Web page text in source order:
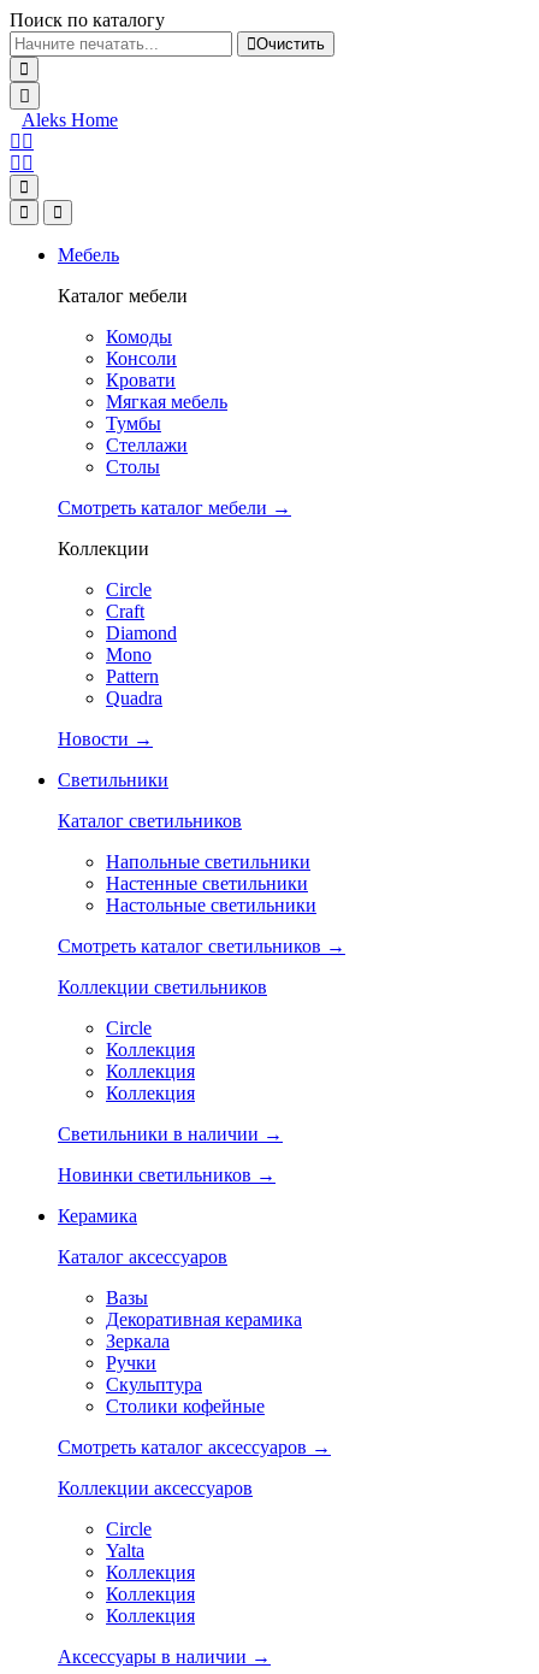
Поиск по каталогу
Очистить
Aleks Home
Мебель
Каталог мебели
Комоды
Консоли
Кровати
Мягкая мебель
Тумбы
Стеллажи
Столы
Смотреть каталог мебели →
Коллекции
Circle
Craft
Diamond
Mono
Pattern
Quadra
Новости →
Светильники
Каталог светильников
Напольные светильники
Настенные светильники
Настольные светильники
Смотреть каталог светильников →
Коллекции светильников
Circle
Коллекция
Коллекция
Коллекция
Светильники в наличии →
Новинки светильников →
Керамика
Каталог аксессуаров
Вазы
Декоративная керамика
Зеркала
Ручки
Скульптура
Столики кофейные
Смотреть каталог аксессуаров →
Коллекции аксессуаров
Circle
Yalta
Коллекция
Коллекция
Коллекция
Аксессуары в наличии →